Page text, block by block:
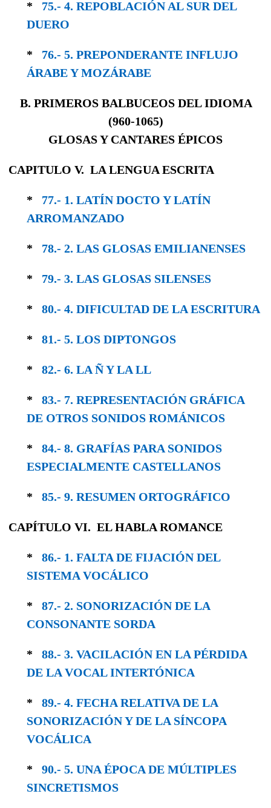
* 75.- 4. REPOBLACIÓN AL SUR DEL
DUERO
* 76.- 5. PREPONDERANTE INFLUJO
ÁRABE Y MOZÁRABE
B. PRIMEROS BALBUCEOS DEL IDIOMA
(960-1065)
GLOSAS Y CANTARES ÉPICOS
CAPITULO V. LA LENGUA ESCRITA
* 77.- 1. LATÍN DOCTO Y LATÍN
ARROMANZADO
* 78.- 2. LAS GLOSAS EMILIANENSES
* 79.- 3. LAS GLOSAS SILENSES
* 80.- 4. DIFICULTAD DE LA ESCRITURA
* 81.- 5. LOS DIPTONGOS
* 82.- 6. LA Ñ Y LA LL
* 83.- 7. REPRESENTACIÓN GRÁFICA
DE OTROS SONIDOS ROMÁNICOS
* 84.- 8. GRAFÍAS PARA SONIDOS
ESPECIAL­MENTE CASTELLANOS
* 85.- 9. RESUMEN ORTOGRÁFICO
CAPÍTULO VI. EL HABLA ROMANCE
* 86.- 1. FALTA DE FIJACIÓN DEL
SISTEMA VOCÁLICO
* 87.- 2. SONORIZACIÓN DE LA
CONSONANTE SORDA
* 88.- 3. VACILACIÓN EN LA PÉRDIDA
DE LA VOCAL INTERTÓNICA
* 89.- 4. FECHA RELATIVA DE LA
SONORIZA­CIÓN Y DE LA SÍNCOPA
VOCÁLICA
* 90.- 5. UNA ÉPOCA DE MÚLTIPLES
SINCRE­TISMOS